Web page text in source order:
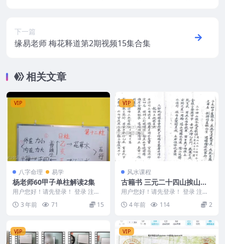
下一篇
缘易老师 梅花释道第2期视频15集合集
相关文章
VIP
八字命理 易学
杨老师60甲子单柱解读2集
用户您好！请先登录！ 登录 注册
杨老师60甲子单柱解读 甲子单柱
解读上 231...
3 年前 71 15
VIP
风水课程
古籍书 三元二十四山挨山起
星秘旨pdf
用户您好！请先登录！ 登录 注册
号：D221324
4 年前 114 2
VIP VIP